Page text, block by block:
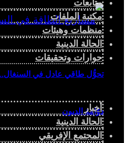
تحوُّل طاقي عادل في السنغال..
دوّامة الديون
متابعات
مكتبة الملفات
منظمات وهيئات
الحالة الدينية
حوارات وتحقيقات
أخبار
الحالة الدينية
المجتمع الإفريقي